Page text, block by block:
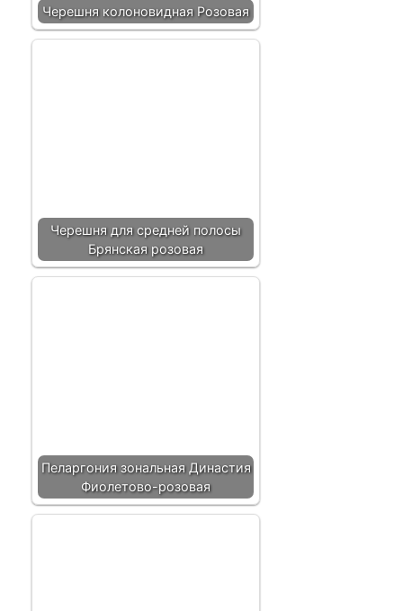
Черешня колоновидная Розовая
Черешня для средней полосы
Брянская розовая
Пеларгония зональная Династия
Фиолетово-розовая